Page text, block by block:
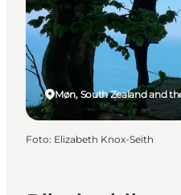
Dove dormire
Pianifica il viaggio
Møn, South Zealand and
Foto: Elizabeth Knox-Seith